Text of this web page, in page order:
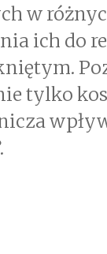
w
ich do
tylko